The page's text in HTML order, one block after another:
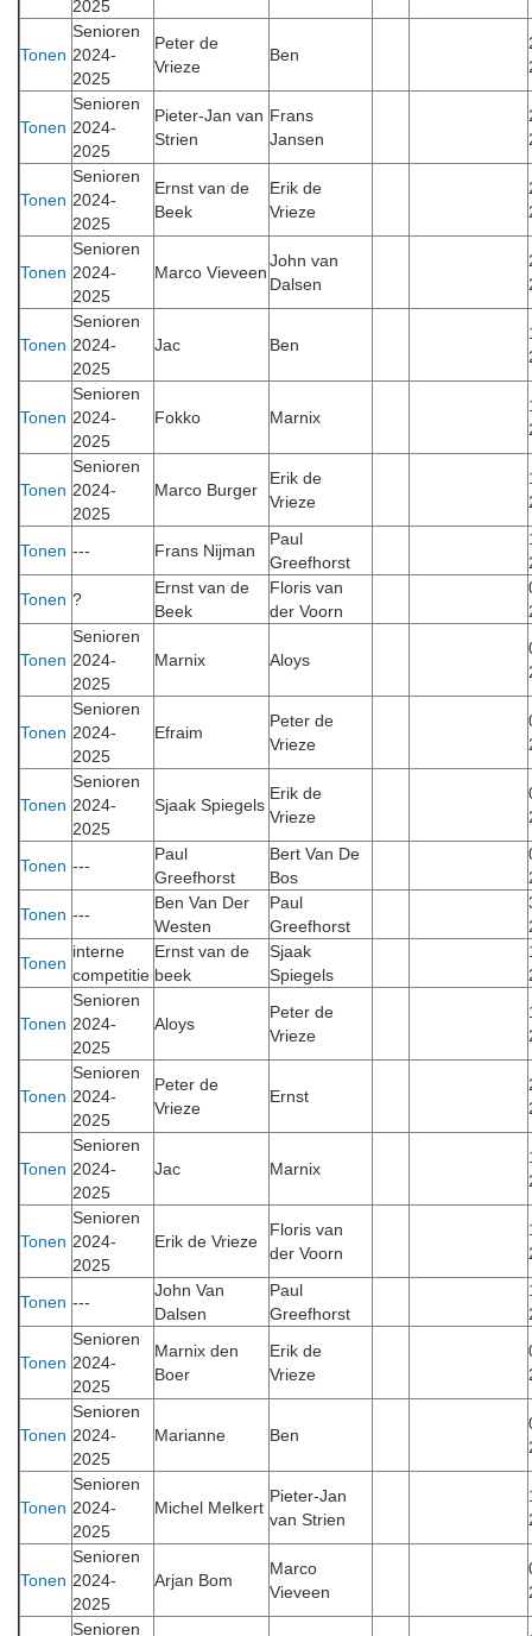
2025
Tonen
Senioren
2024-
2025
Peter de
Vrieze
Ben
Tonen
Senioren
2024-
2025
Pieter-Jan van
Strien
Frans
Jansen
Tonen
Senioren
2024-
2025
Ernst van de
Beek
Erik de
Vrieze
Tonen
Senioren
2024-
2025
Marco Vieveen
John van
Dalsen
Tonen
Senioren
2024-
2025
Jac Ben
Tonen
Senioren
2024-
2025
Fokko Marnix
Tonen
Senioren
2024-
2025
Marco Burger
Erik de
Vrieze
Tonen --- Frans Nijman
Paul
Greefhorst
Tonen ?
Ernst van de
Beek
Floris van
der Voorn
Tonen
Senioren
2024-
2025
Marnix Aloys
Tonen
Senioren
2024-
2025
Efraim
Peter de
Vrieze
Tonen
Senioren
2024-
2025
Sjaak Spiegels
Erik de
Vrieze
Tonen ---
Paul
Greefhorst
Bert Van De
Bos
Tonen ---
Ben Van Der
Westen
Paul
Greefhorst
Tonen
interne
competitie
Ernst van de
beek
Sjaak
Spiegels
Tonen
Senioren
2024-
2025
Aloys
Peter de
Vrieze
Tonen
Senioren
2024-
2025
Peter de
Vrieze
Ernst
Tonen
Senioren
2024-
2025
Jac Marnix
Tonen
Senioren
2024-
2025
Erik de Vrieze
Floris van
der Voorn
Tonen ---
John Van
Dalsen
Paul
Greefhorst
Tonen
Senioren
2024-
2025
Marnix den
Boer
Erik de
Vrieze
Tonen
Senioren
2024-
2025
Marianne Ben
Tonen
Senioren
2024-
2025
Michel Melkert
Pieter-Jan
van Strien
Tonen
Senioren
2024-
2025
Arjan Bom
Marco
Vieveen
Senioren